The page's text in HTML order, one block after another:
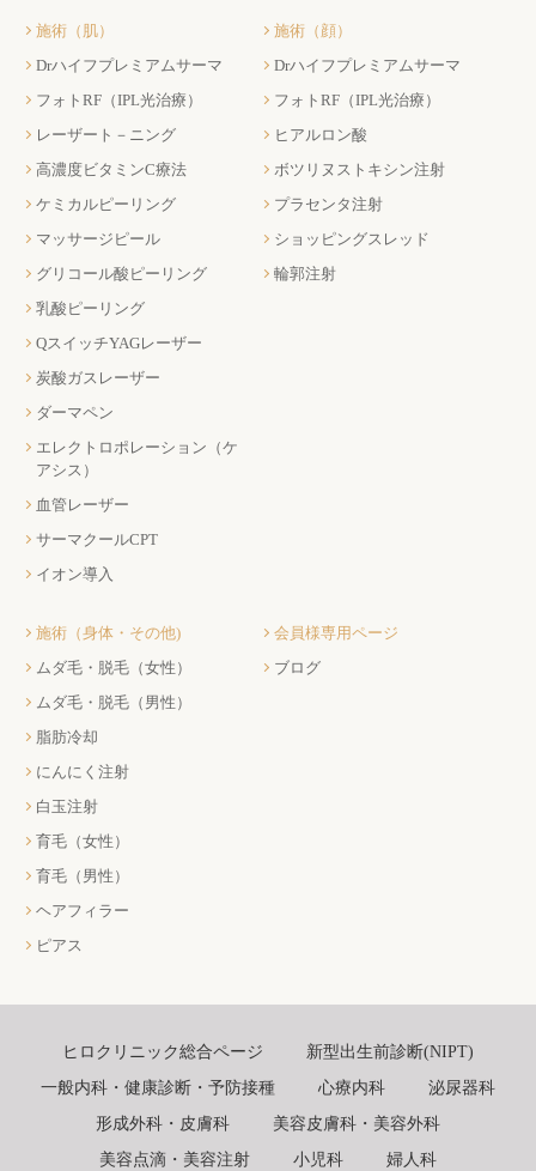
施術（肌）
Drハイフプレミアムサーマ
フォトRF（IPL光治療）
レーザート－ニング
高濃度ビタミンC療法
ケミカルピーリング
マッサージピール
グリコール酸ピーリング
乳酸ピーリング
QスイッチYAGレーザー
炭酸ガスレーザー
ダーマペン
エレクトロポレーション（ケ
アシス）
血管レーザー
サーマクールCPT
イオン導入
施術（顔）
Drハイフプレミアムサーマ
フォトRF（IPL光治療）
ヒアルロン酸
ボツリヌストキシン注射
プラセンタ注射
ショッピングスレッド
輪郭注射
施術（身体・その他)
ムダ毛・脱毛（女性）
ムダ毛・脱毛（男性）
脂肪冷却
にんにく注射
白玉注射
育毛（女性）
育毛（男性）
ヘアフィラー
ピアス
会員様専用ページ
ブログ
ヒロクリニック総合ページ
新型出生前診断(NIPT)
一般内科・健康診断・予防接種
心療内科
泌尿器科
形成外科・皮膚科
美容皮膚科・美容外科
美容点滴・美容注射
小児科 婦人科